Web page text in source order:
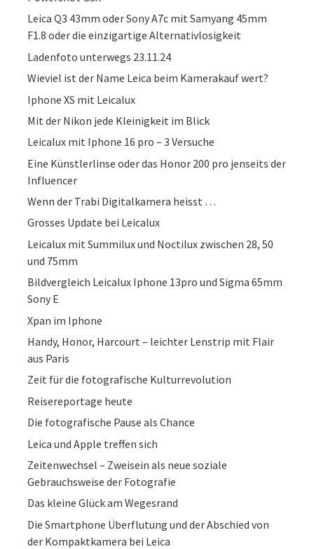
Leica Q3 43mm oder Sony A7c mit Samyang 45mm
F1.8 oder die einzigartige Alternativlosigkeit
Ladenfoto unterwegs 23.11.24
Wieviel ist der Name Leica beim Kamerakauf wert?
Iphone XS mit Leicalux
Mit der Nikon jede Kleinigkeit im Blick
Leicalux mit Iphone 16 pro – 3 Versuche
Eine Künstlerlinse oder das Honor 200 pro jenseits der
Influencer
Wenn der Trabi Digitalkamera heisst …
Grosses Update bei Leicalux
Leicalux mit Summilux und Noctilux zwischen 28, 50
und 75mm
Bildvergleich Leicalux Iphone 13pro und Sigma 65mm
Sony E
Xpan im Iphone
Handy, Honor, Harcourt – leichter Lenstrip mit Flair
aus Paris
Zeit für die fotografische Kulturrevolution
Reisereportage heute
Die fotografische Pause als Chance
Leica und Apple treffen sich
Zeitenwechsel – Zweisein als neue soziale
Gebrauchsweise der Fotografie
Das kleine Glück am Wegesrand
Die Smartphone Überflutung und der Abschied von
der Kompaktkamera bei Leica